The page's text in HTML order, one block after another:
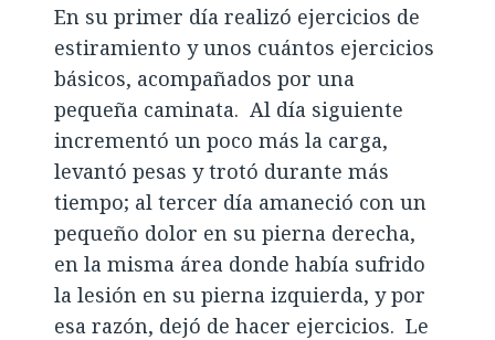
En su primer día realizó ejercicios de
estiramiento y unos cuántos ejercicios
básicos, acompañados por una
pequeña caminata. Al día siguiente
incrementó un poco más la carga,
levantó pesas y trotó durante más
tiempo; al tercer día amaneció con un
pequeño dolor en su pierna derecha,
en la misma área donde había sufrido
la lesión en su pierna izquierda, y por
esa razón, dejó de hacer ejercicios. Le